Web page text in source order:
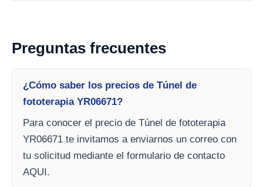
Preguntas frecuentes
¿Cómo saber los precios de Túnel de
fototerapia YR06671?
Para conocer el precio de Túnel de fototerapia
YR06671 te invitamos a enviarnos un correo con
tu solicitud mediante el formulario de contacto
AQUI.